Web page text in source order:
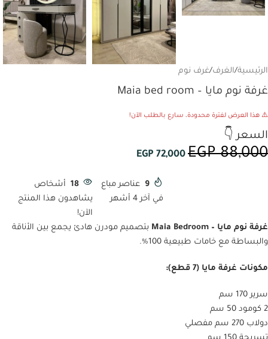
الرئيسية/الغرف/غرف نوم
غرفة نوم مايا – Maia bed room
⚠️ هذا العرض لفترة محدودة، سارع بالطلب الآن!
السعر 👇
EGP88,000
EGP 72,000
9 عناصر مباع
في آخر 4 أشهر
18 أشخاص
يشاهدون هذا المنتج
الآن!
غرفة نوم مايا – Maia Bedroom
بتصميم مودرن هادئ يجمع بين الأناقة
والبساطة مع خامات طبيعية 100%.
مكونات غرفة مايا (7 قطع):
سرير 170 سم
2 كومود 50 سم
دولاب 270 سم مفصلي